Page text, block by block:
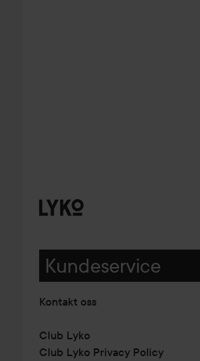
Kundeservice
Kontakt oss
Club Lyko
Club Lyko Privacy Policy